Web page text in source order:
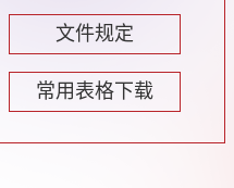
文件规定
常用表格下载